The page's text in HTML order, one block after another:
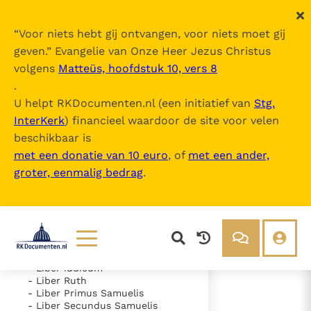
“Voor niets hebt gij ontvangen, voor niets moet gij
geven.” Evangelie van Onze Heer Jezus Christus
volgens Matteüs, hoofdstuk 10, vers 8
.
U helpt RKDocumenten.nl (een initiatief van Stg.
InterKerk) financieel waardoor de site voor velen
beschikbaar is
met een donatie van 10 euro, of met een ander,
groter, eenmalig bedrag.
Lezen
Documenten
Over ons
Nova Vulgata
Inhoudsopgave
uitklappen
- Vetus Testamentum
- Liber Exodus
- Liber Numeri
- Liber Deuteronomii
- Liber Iudicum
- Liber Ruth
- Liber Primus Samuelis
- Liber Secundus Samuelis
- Caput 1